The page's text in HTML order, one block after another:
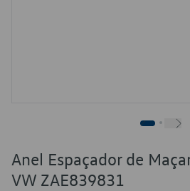
Anel Espaçador de
VW ZAE839831